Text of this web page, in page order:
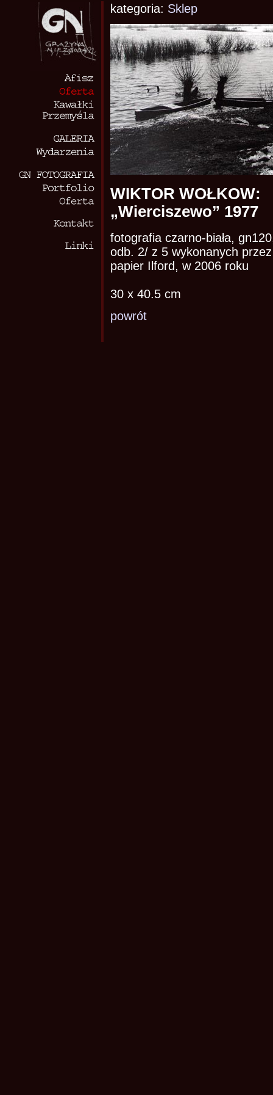
kategoria: Sklep
WIKTOR WOŁKOW:
„Wierciszewo” 1977
fotografia czarno-biała,
odb. 2/ z 5 wykonanych
papier Ilford, w 2006 roku
30 x 40.5 cm
powrót